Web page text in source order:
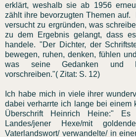
erklärt, weshalb sie ab 1956
zählt ihre bevorzugten Themen auf.
versucht zu ergründen, was
zu dem Ergebnis gelangt, dass
handele. "Der Dichter, der
bewegen, ruhen, denken, fühlen
was seine Gedanken und
vorschreiben."( Zitat: S. 12)
Ich habe mich in viele ihrer
dabei verharrte ich lange bei einem
Überschrift Heinrich Heine:"
Landes/jener Hexe/mit
Vaterlandswort/ verwandelte/ in